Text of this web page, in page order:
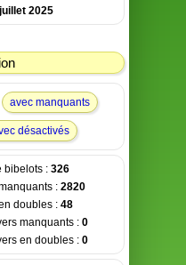
2025
avec manquants
désactivés
bibelots : 326
: 2820
doubles : 48
manquants : 0
en doubles : 0